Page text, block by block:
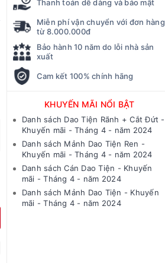
Thanh toán dễ dàng và bảo mật
Miễn phí vận chuyển với đơn hàng
từ 8.000.000đ
Bảo hành 10 năm do lỗi nhà sản
xuất
Cam kết 100% chính hãng
KHUYẾN MÃI NỔI BẬT
Danh sách Dao Tiện Rãnh + Cắt Đứt -
Khuyến mãi - Tháng 4 - năm 2024
Danh sách Mảnh Dao Tiện Ren -
Khuyến mãi - Tháng 4 - năm 2024
Danh sách Cán Dao Tiện - Khuyến
mãi - Tháng 4 - năm 2024
Danh sách Mảnh Dao Tiện - Khuyến
mãi - Tháng 4 - năm 2024